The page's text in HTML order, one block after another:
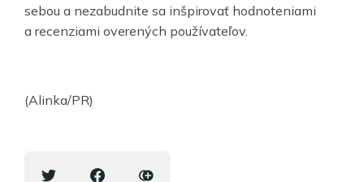
sebou a nezabudnite sa inšpirovať hodnoteniami
a recenziami overených používateľov.
(Alinka/PR)